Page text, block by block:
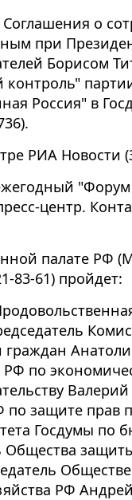
о
при
Борисом
контроль"
Россия" в
РИА Новости
центр.
палате РФ
83-61) пройдет:
граждан
по
защите прав
Госдумы по
Общества
РФ